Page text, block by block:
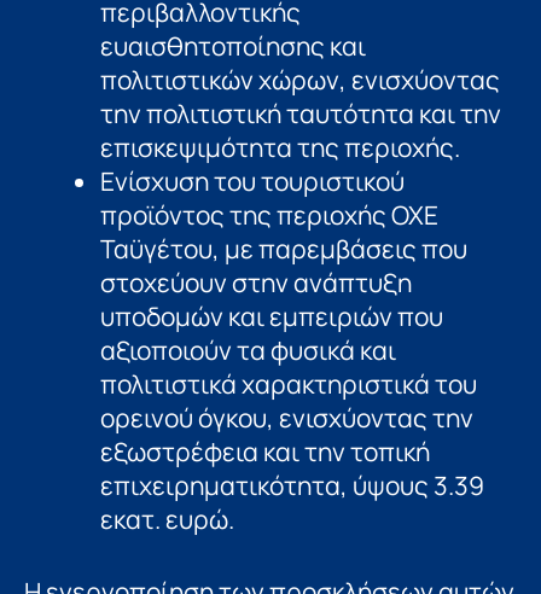
περιβαλλοντικής
ευαισθητοποίησης και
πολιτιστικών χώρων, ενισχύοντας
την πολιτιστική ταυτότητα και την
επισκεψιμότητα της περιοχής.
Ενίσχυση του τουριστικού
προϊόντος της περιοχής ΟΧΕ
Ταϋγέτου, με παρεμβάσεις που
στοχεύουν στην ανάπτυξη
υποδομών και εμπειριών που
αξιοποιούν τα φυσικά και
πολιτιστικά χαρακτηριστικά του
ορεινού όγκου, ενισχύοντας την
εξωστρέφεια και την τοπική
επιχειρηματικότητα, ύψους 3.39
εκατ. ευρώ.